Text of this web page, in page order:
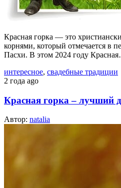
Красная горка — это
корнями, который отмечается в
Пасхи. В этом 2024 году
интересное, свадебные традиции
2 года ago
Красная горка – лучший
Автор: natalia